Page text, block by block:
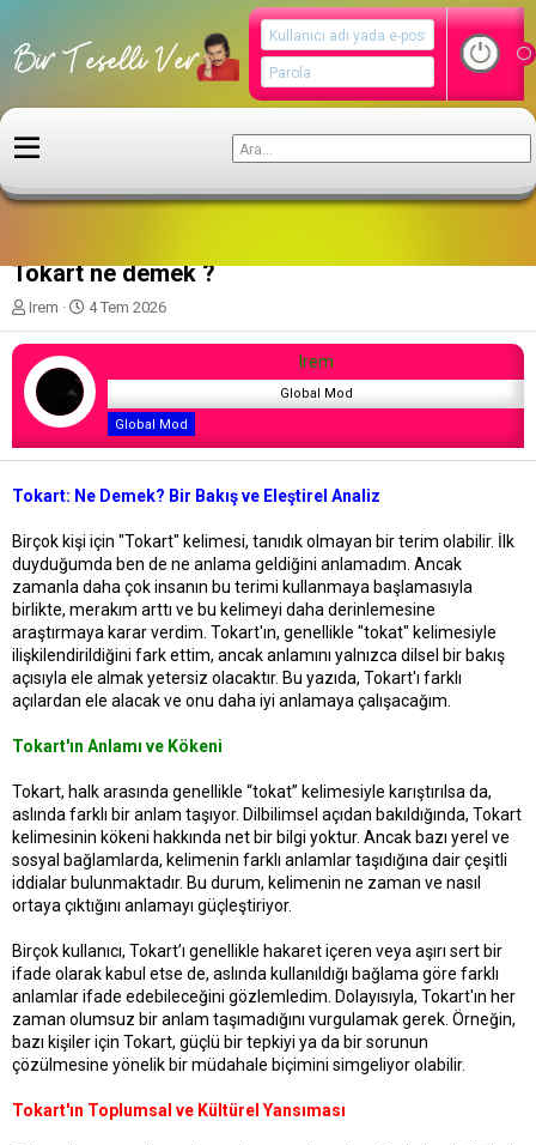
Tokart ne demek ?
K
o
n
u
u
a
l
t
a
n
Irem
B
a
ş
l
a
n
ı
t
r
i
h
i
4 Tem 2026
Irem
Global Mod
Global Mod
Tokart: Ne Demek? Bir Bakış ve Eleştirel Analiz
Birçok kişi için "Tokart" kelimesi, tanıdık olmayan bir terim olabilir. İlk
duyduğumda ben de ne anlama geldiğini anlamadım. Ancak
zamanla daha çok insanın bu terimi kullanmaya başlamasıyla
birlikte, merakım arttı ve bu kelimeyi daha derinlemesine
araştırmaya karar verdim. Tokart'ın, genellikle "tokat" kelimesiyle
ilişkilendirildiğini fark ettim, ancak anlamını yalnızca dilsel bir bakış
açısıyla ele almak yetersiz olacaktır. Bu yazıda, Tokart'ı farklı
açılardan ele alacak ve onu daha iyi anlamaya çalışacağım.
Tokart'ın Anlamı ve Kökeni
Tokart, halk arasında genellikle “tokat” kelimesiyle karıştırılsa da,
aslında farklı bir anlam taşıyor. Dilbilimsel açıdan bakıldığında, Tokart
kelimesinin kökeni hakkında net bir bilgi yoktur. Ancak bazı yerel ve
sosyal bağlamlarda, kelimenin farklı anlamlar taşıdığına dair çeşitli
iddialar bulunmaktadır. Bu durum, kelimenin ne zaman ve nasıl
ortaya çıktığını anlamayı güçleştiriyor.
Birçok kullanıcı, Tokart’ı genellikle hakaret içeren veya aşırı sert bir
ifade olarak kabul etse de, aslında kullanıldığı bağlama göre farklı
anlamlar ifade edebileceğini gözlemledim. Dolayısıyla, Tokart'ın her
zaman olumsuz bir anlam taşımadığını vurgulamak gerek. Örneğin,
bazı kişiler için Tokart, güçlü bir tepkiyi ya da bir sorunun
çözülmesine yönelik bir müdahale biçimini simgeliyor olabilir.
Tokart'ın Toplumsal ve Kültürel Yansıması